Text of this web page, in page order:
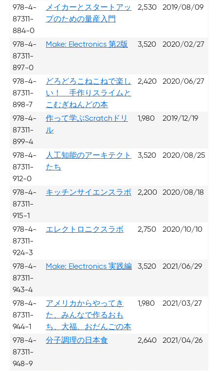
978-4-
87311-
884-0
メイカーとスタートアッ
プのための量産入門
2,530 2019/08/09
978-4-
87311-
897-0
Make: Electronics 第2版 3,520 2020/02/27
978-4-
87311-
898-7
どろどろこねこねで楽し
い！ 手作りスライムと
こむぎねんどの本
2,420 2020/06/27
978-4-
87311-
899-4
作って学ぶScratchドリ
ル
1,980 2019/12/19
978-4-
87311-
912-0
人工知能のアーキテクト
たち
3,520 2020/08/25
978-4-
87311-
915-1
キッチンサイエンスラボ 2,200 2020/08/18
978-4-
87311-
924-3
エレクトロニクスラボ 2,750 2020/10/10
978-4-
87311-
943-4
Make: Electronics 実践編 3,520 2021/06/29
978-4-
87311-
944-1
アメリカからやってき
た、みんなで作るおも
ち、大福、おだんごの本
1,980 2021/03/27
978-4-
87311-
948-9
分子調理の日本食 2,640 2021/04/26